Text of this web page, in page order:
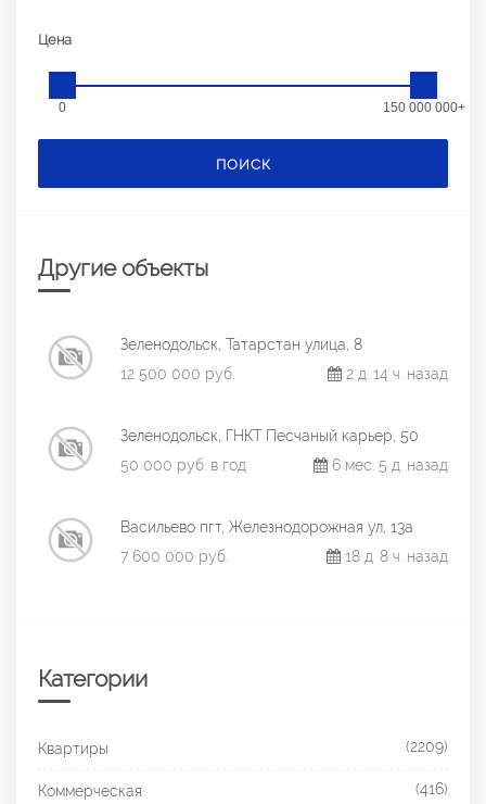
Цена
0 150 000 000+
ПОИСК
Другие объекты
Зеленодольск, Татарстан улица, 8
12 500 000 руб.
2 д. 14 ч. назад
Зеленодольск, ГНКТ Песчаный карьер, 50
50 000 руб. в год
6 мес. 5 д. назад
Васильево пгт, Железнодорожная ул, 13а
7 600 000 руб.
18 д. 8 ч. назад
Категории
Квартиры (2209)
Коммерческая (416)